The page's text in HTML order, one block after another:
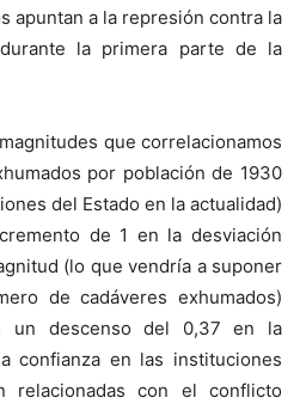
apuntan a la represión contra la
la primera parte de la
que correlacionamos
por población de 1930
del Estado en la actualidad)
de 1 en la desviación
(lo que vendría a suponer
de cadáveres exhumados)
un descenso del 0,37 en la
confianza en las instituciones
relacionadas con el conflicto